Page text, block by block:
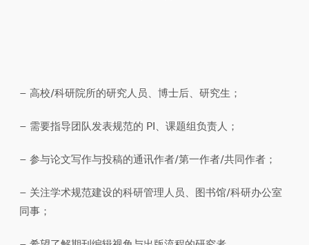
– 高校/科研院所的研究人员、博士后、研究生；
– 需要指导团队发表规范的 PI、课题组负责人；
– 参与论文写作与投稿的通讯作者/第一作者/共同作者；
– 关注学术规范建设的科研管理人员、图书馆/科研办公室
同事；